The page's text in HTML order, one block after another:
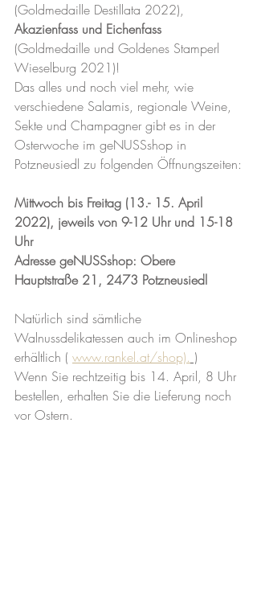
(Goldmedaille Destillata 2022),
Akazienfass und Eichenfass
(Goldmedaille und Goldenes Stamperl
Wieselburg 2021)!
Das alles und noch viel mehr, wie
verschiedene Salamis, regionale Weine,
Sekte und Champagner gibt es in der
Osterwoche im geNUSSshop in
Potzneusiedl zu folgenden Öffnungszeiten:
Mittwoch bis Freitag (13.- 15. April
2022), jeweils von 9-12 Uhr und 15-18
Uhr
Adresse geNUSSshop: Obere
Hauptstraße 21, 2473 Potzneusiedl
Natürlich sind sämtliche
Walnussdelikatessen auch im Onlineshop
erhältlich ( www.rankel.at/shop). )
Wenn Sie rechtzeitig bis 14. April, 8 Uhr
bestellen, erhalten Sie die Lieferung noch
vor Ostern.